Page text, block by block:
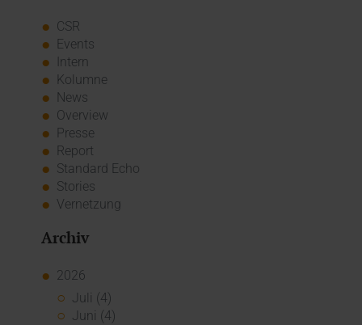
CSR
Events
Intern
Kolumne
News
Overview
Presse
Report
Standard Echo
Stories
Vernetzung
Archiv
2026
Juli (4)
Juni (4)